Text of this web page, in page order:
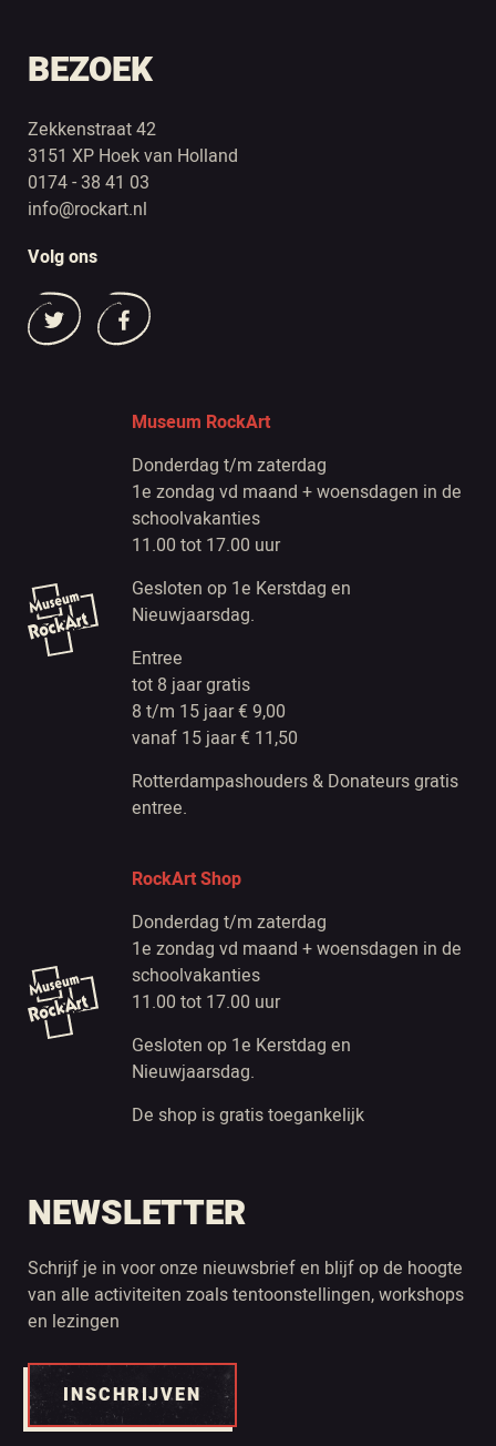
BEZOEK
Zekkenstraat 42
3151 XP Hoek van Holland
0174 - 38 41 03
info@rockart.nl
Volg ons
Museum RockArt
Donderdag t/m zaterdag
1e zondag vd maand + woensdagen in de
schoolvakanties
11.00 tot 17.00 uur
Gesloten op 1e Kerstdag en
Nieuwjaarsdag.
Entree
tot 8 jaar gratis
8 t/m 15 jaar € 9,00
vanaf 15 jaar € 11,50
Rotterdampashouders & Donateurs gratis
entree.
RockArt Shop
Donderdag t/m zaterdag
1e zondag vd maand + woensdagen in de
schoolvakanties
11.00 tot 17.00 uur
Gesloten op 1e Kerstdag en
Nieuwjaarsdag.
De shop is gratis toegankelijk
NEWSLETTER
Schrijf je in voor onze nieuwsbrief en blijf op de hoogte
van alle activiteiten zoals tentoonstellingen, workshops
en lezingen
INSCHRIJVEN